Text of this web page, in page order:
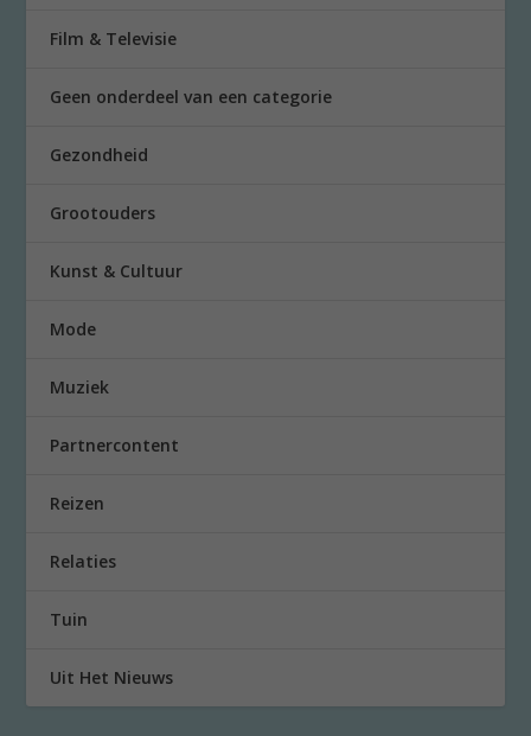
Film & Televisie
Geen onderdeel van een categorie
Gezondheid
Grootouders
Kunst & Cultuur
Mode
Muziek
Partnercontent
Reizen
Relaties
Tuin
Uit Het Nieuws